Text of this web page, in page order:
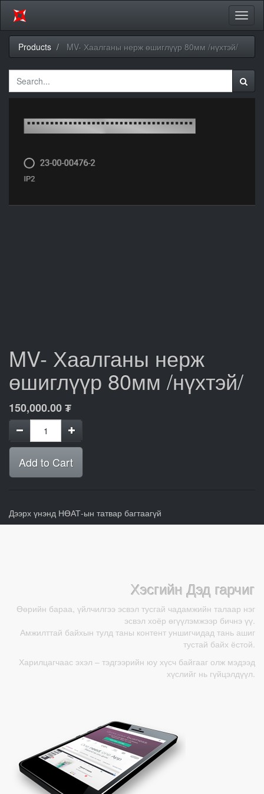
Products
MV- Хаалганы нерж өшиглүүр 80мм /нүхтэй/
MV- Хаалганы нерж
өшиглүүр 80мм /нүхтэй/
150,000.00₮
Add to Cart
Дээрх үнэнд НӨАТ-ын татвар багтаагүй
Хэсгийн Дэд гарчиг
Өөрийн бараа, үйлчилгээ эсвэл тусгай чадамжийн талаар нэг
эсвэл хоёр өгүүлэмжээр бичнэ үү.
Амжилттай байхын тулд таны контент уншигчидад тань ашиг
тустай байх ёстой.
Харилцагчаас эхэл – тэдгээрийн юу хүсч байгааг олж мэдээд
хүслийг нь гүйцэлдүүл.